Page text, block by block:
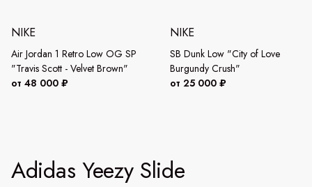
NIKE
Air Jordan 1 Retro Low OG SP
"Travis Scott - Velvet Brown"
от 48 000 ₽
NIKE
SB Dunk Low "City of Love
Burgundy Crush"
от 25 000 ₽
Adidas Yeezy Slide